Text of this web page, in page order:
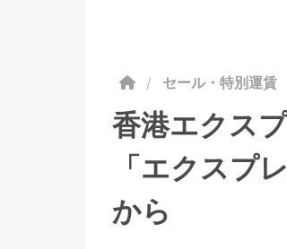
/ セール・特別運賃
香港エクス
「エクスプ
から